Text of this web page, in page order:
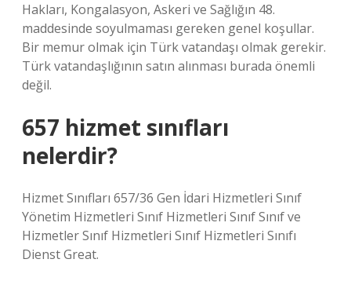
Hakları, Kongalasyon, Askeri ve Sağlığın 48.
maddesinde soyulmaması gereken genel koşullar.
Bir memur olmak için Türk vatandaşı olmak gerekir.
Türk vatandaşlığının satın alınması burada önemli
değil.
657 hizmet sınıfları
nelerdir?
Hizmet Sınıfları 657/36 Gen İdari Hizmetleri Sınıf
Yönetim Hizmetleri Sınıf Hizmetleri Sınıf Sınıf ve
Hizmetler Sınıf Hizmetleri Sınıf Hizmetleri Sınıfı
Dienst Great.